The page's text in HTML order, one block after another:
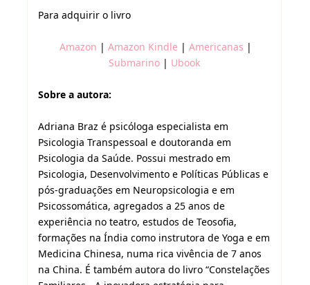
Para adquirir o livro
Amazon | Amazon Kindle | Americanas |
Submarino | Ubook
Sobre a autora:
Adriana Braz é psicóloga especialista em
Psicologia Transpessoal e doutoranda em
Psicologia da Saúde. Possui mestrado em
Psicologia, Desenvolvimento e Políticas Públicas e
pós-graduações em Neuropsicologia e em
Psicossomática, agregados a 25 anos de
experiência no teatro, estudos de Teosofia,
formações na Índia como instrutora de Yoga e em
Medicina Chinesa, numa rica vivência de 7 anos
na China. É também autora do livro “Constelações